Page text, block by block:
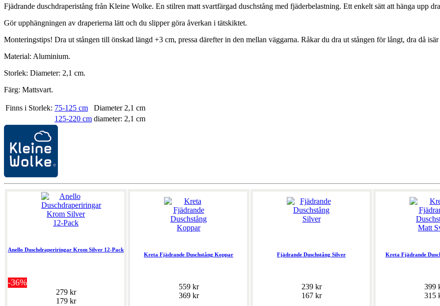
Fjädrande duschdraperistång från Kleine Wolke. En stilren matt svartfärgad duschstång med fjäderbelastning. Ett enkelt sätt att hänga upp
Gör upphängningen av draperierna lätt och du slipper göra åverkan i tätskiktet.
Monteringstips! Dra ut stången till önskad längd +3 cm, pressa därefter in den mellan väggarna. Råkar du dra ut stången för långt, dra då
Material: Aluminium.
Storlek: Diameter: 2,1 cm.
Färg: Mattsvart.
Finns i Storlek: 75-125 cm
Diameter 2,1 cm
125-220 cm diameter: 2,1 cm
Anello Duschdraperiringar Krom Silver 12-Pack
-36%
279 kr
179 kr
Kreta Fjädrande Duschstång Koppar
559 kr
369 kr
Fjädrande Duschstång Silver
239 kr
167 kr
Kreta Fjädrande
399
315